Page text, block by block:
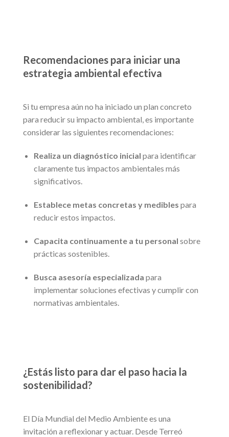
Recomendaciones para iniciar una
estrategia ambiental efectiva
Si tu empresa aún no ha iniciado un plan concreto
para reducir su impacto ambiental, es importante
considerar las siguientes recomendaciones:
Realiza un diagnóstico inicial para identificar
claramente tus impactos ambientales más
significativos.
Establece metas concretas y medibles para
reducir estos impactos.
Capacita continuamente a tu personal sobre
prácticas sostenibles.
Busca asesoría especializada para
implementar soluciones efectivas y cumplir con
normativas ambientales.
¿Estás listo para dar el paso hacia la
sostenibilidad?
El Día Mundial del Medio Ambiente es una
invitación a reflexionar y actuar. Desde Terreó